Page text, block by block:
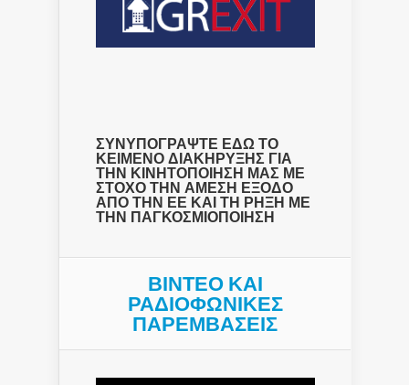
ΣΥΝΥΠΟΓΡΑΨΤΕ ΕΔΩ ΤΟ
ΚΕΙΜΕΝΟ ΔΙΑΚΗΡΥΞΗΣ ΓΙΑ
ΤΗΝ ΚΙΝΗΤΟΠΟΙΗΣΗ ΜΑΣ ΜΕ
ΣΤΟΧΟ ΤΗΝ ΑΜΕΣΗ ΕΞΟΔΟ
ΑΠΟ ΤΗΝ ΕΕ ΚΑΙ ΤΗ ΡΗΞΗ ΜΕ
ΤΗΝ ΠΑΓΚΟΣΜΙΟΠΟΙΗΣΗ
ΒΙΝΤΕΟ ΚΑΙ
ΡΑΔΙΟΦΩΝΙΚΕΣ
ΠΑΡΕΜΒΑΣΕΙΣ